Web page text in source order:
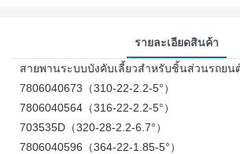
รายละเอียดสินค้า
สายพานระบบบังคับเลี้ยวสำหรับชิ้นส่วนรถยน
7806040673（310-22-2.2-5°）
7806040564（316-22-2.2-5°）
703535D（320-28-2.2-6.7°）
7806040596（364-22-1.85-5°）